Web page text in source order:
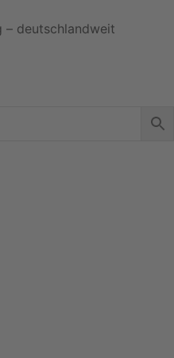
– deutschlandweit